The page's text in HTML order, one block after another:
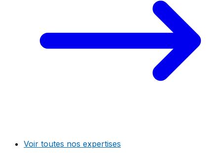
Voir toutes nos expertises